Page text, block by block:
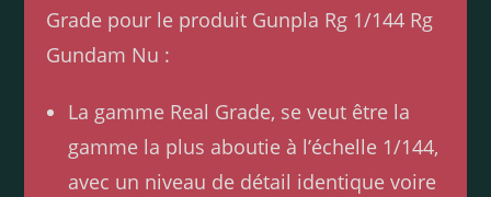
Grade pour le produit Gunpla Rg 1/144 Rg
Gundam Nu :
La gamme Real Grade, se veut être la
gamme la plus aboutie à l’échelle 1/144,
avec un niveau de détail identique voire